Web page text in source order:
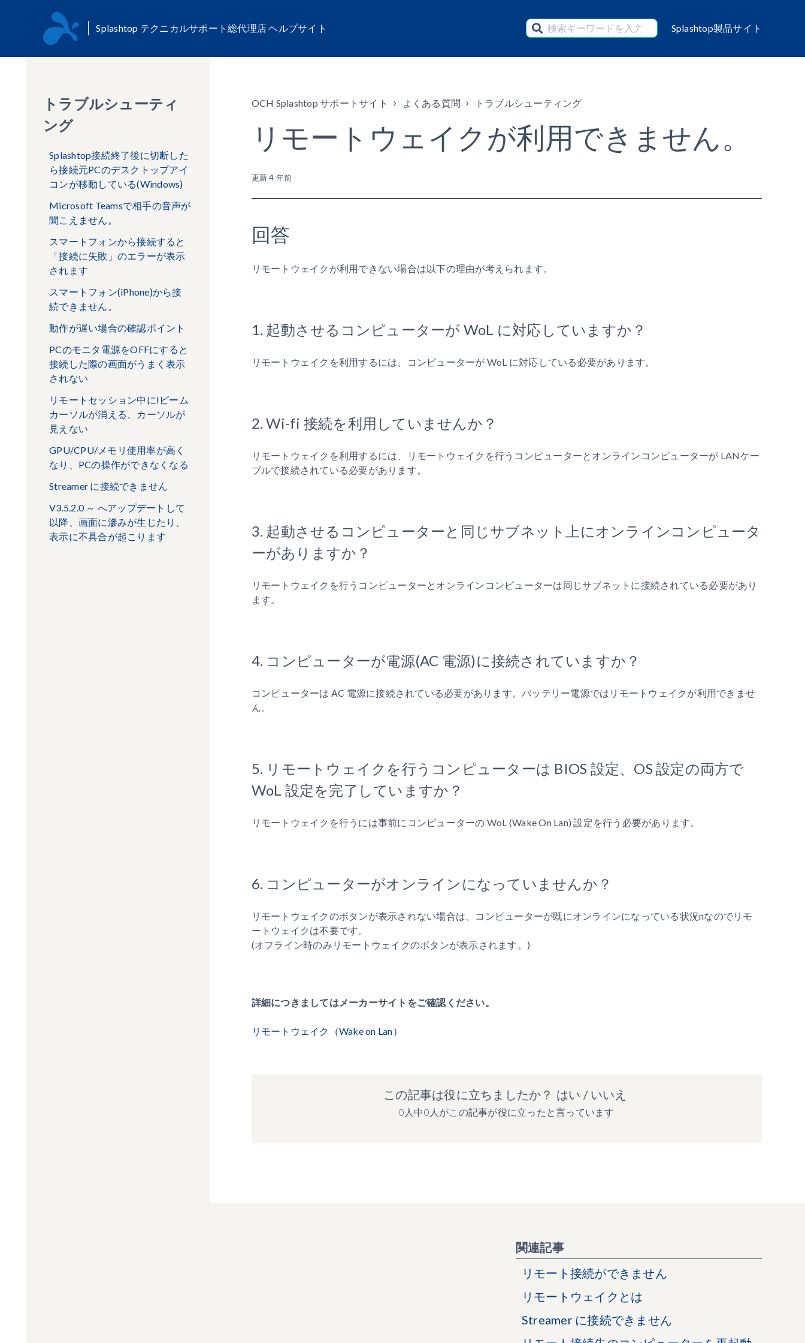
Splashtop テクニカルサポート総代理店 ヘルプサイト Splashtop製品サイト
トラブルシューティ
ング
Splashtop接続終了後に切断した
ら接続元PCのデスクトップアイ
コンが移動している(Windows)
Microsoft Teamsで相手の音声が
聞こえません。
スマートフォンから接続すると
「接続に失敗」のエラーが表示
されます
スマートフォン(iPhone)から接
続できません。
動作が遅い場合の確認ポイント
PCのモニタ電源をOFFにすると
接続した際の画面がうまく表示
されない
リモートセッション中にIビーム
カーソルが消える、カーソルが
見えない
GPU/CPU/メモリ使用率が高く
なり、PCの操作ができなくなる
Streamer に接続できません
V3.5.2.0 ～ へアップデートして
以降、画面に滲みが生じたり、
表示に不具合が起こります
OCH Splashtop サポートサイト よくある質問 トラブルシューティング
リモートウェイクが利用できません。
更新4 年前
回答
リモートウェイクが利用できない場合は以下の理由が考えられます。
1. 起動させるコンピューターが WoL に対応していますか？
リモートウェイクを利用するには、コンピューターが WoL に対応している必要があります。
2. Wi-fi 接続を利用していませんか？
リモートウェイクを利用するには、リモートウェイクを行うコンピューターとオンラインコンピューターが LANケー
ブルで接続されている必要があります。
3. 起動させるコンピューターと同じサブネット上にオンラインコンピュータ
ーがありますか？
リモートウェイクを行うコンピューターとオンラインコンピューターは同じサブネットに接続されている必要があり
ます。
4. コンピューターが電源(AC 電源)に接続されていますか？
コンピューターは AC 電源に接続されている必要があります。バッテリー電源ではリモートウェイクが利用できませ
ん。
5. リモートウェイクを行うコンピューターは BIOS 設定、OS 設定の両方で
WoL 設定を完了していますか？
リモートウェイクを行うには事前にコンピューターの WoL (Wake On Lan) 設定を行う必要があります。
6. コンピューターがオンラインになっていませんか？
リモートウェイクのボタンが表示されない場合は、コンピューターが既にオンラインになっている状況nなのでリモ
ートウェイクは不要です。
(オフライン時のみリモートウェイクのボタンが表示されます。)
詳細につきましてはメーカーサイトをご確認ください。
リモートウェイク（Wake on Lan）
この記事は役に立ちましたか？ はい / いいえ
0人中0人がこの記事が役に立ったと言っています
関連記事
リモート接続ができません
リモートウェイクとは
Streamer に接続できません